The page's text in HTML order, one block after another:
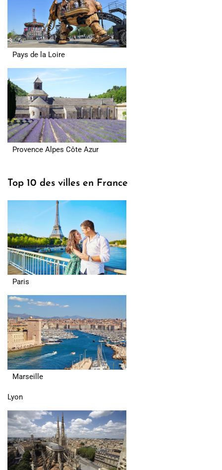
Pays de la Loire
Provence Alpes Côte Azur
Top 10 des villes en France
Paris
Marseille
Lyon